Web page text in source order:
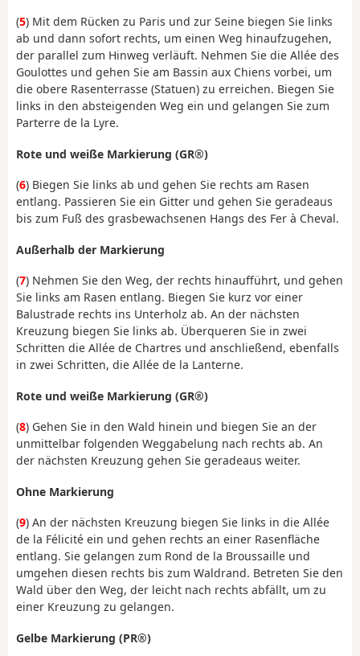
(5) Mit dem Rücken zu Paris und zur Seine biegen Sie links
ab und dann sofort rechts, um einen Weg hinaufzugehen,
der parallel zum Hinweg verläuft. Nehmen Sie die Allée des
Goulottes und gehen Sie am Bassin aux Chiens vorbei, um
die obere Rasenterrasse (Statuen) zu erreichen. Biegen Sie
links in den absteigenden Weg ein und gelangen Sie zum
Parterre de la Lyre.
Rote und weiße Markierung (GR®)
(6) Biegen Sie links ab und gehen Sie rechts am Rasen
entlang. Passieren Sie ein Gitter und gehen Sie geradeaus
bis zum Fuß des grasbewachsenen Hangs des Fer à Cheval.
Außerhalb der Markierung
(7) Nehmen Sie den Weg, der rechts hinaufführt, und gehen
Sie links am Rasen entlang. Biegen Sie kurz vor einer
Balustrade rechts ins Unterholz ab. An der nächsten
Kreuzung biegen Sie links ab. Überqueren Sie in zwei
Schritten die Allée de Chartres und anschließend, ebenfalls
in zwei Schritten, die Allée de la Lanterne.
Rote und weiße Markierung (GR®)
(8) Gehen Sie in den Wald hinein und biegen Sie an der
unmittelbar folgenden Weggabelung nach rechts ab. An
der nächsten Kreuzung gehen Sie geradeaus weiter.
Ohne Markierung
(9) An der nächsten Kreuzung biegen Sie links in die Allée
de la Félicité ein und gehen rechts an einer Rasenfläche
entlang. Sie gelangen zum Rond de la Broussaille und
umgehen diesen rechts bis zum Waldrand. Betreten Sie den
Wald über den Weg, der leicht nach rechts abfällt, um zu
einer Kreuzung zu gelangen.
Gelbe Markierung (PR®)